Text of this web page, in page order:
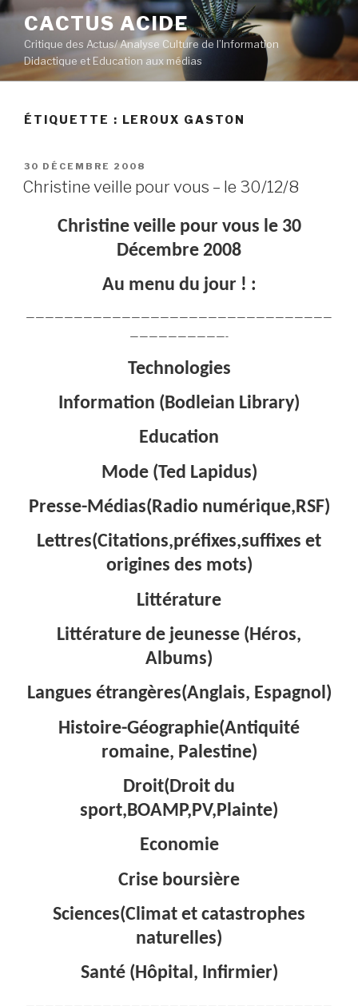
Aller
contenu
principal
CACTUS ACIDE
Critique des Actus/ Analyse Culture de l’Information
Didactique et Education aux médias
ÉTIQUETTE : LEROUX GASTON
PUBLIÉ
LE
30 DÉCEMBRE 2008
Christine veille pour vous – le 30/12/8
Christine veille pour vous le 30
Décembre 2008
Au menu du jour ! :
————————————————————————————————
——————————-
Technologies
Information (Bodleian Library)
Education
Mode (Ted Lapidus)
Presse-Médias(Radio numérique,RSF)
Lettres(Citations,préfixes,suffixes et
origines des mots)
Littérature
Littérature de jeunesse (Héros,
Albums)
Langues étrangères(Anglais, Espagnol)
Histoire-Géographie(Antiquité
romaine, Palestine)
Droit(Droit du
sport,BOAMP,PV,Plainte)
Economie
Crise boursière
Sciences(Climat et catastrophes
naturelles)
Santé (Hôpital, Infirmier)